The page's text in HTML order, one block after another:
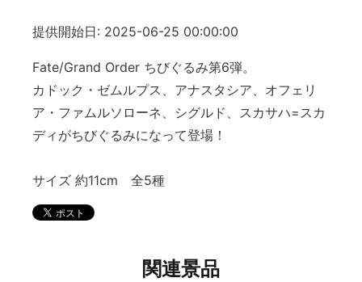
提供開始日: 2025-06-25 00:00:00
Fate/Grand Order ちびぐるみ第6弾。
カドック・ゼムルプス、アナスタシア、オフェリ
ア・ファムルソローネ、シグルド、スカサハ=スカ
ディがちびぐるみになって登場！
サイズ 約11cm 全5種
関連景品